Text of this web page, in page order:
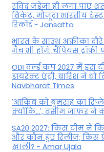
रविंद्र जडेजा ही लगा
विकेट, मौजूदा भारतीय
रिकॉर्ड - Jansatta
भारत के साउथ अफ्रीका
मैच भी होंगे; चैंपियंस
ODI वर्ल्ड कप 2027 में इस
डायरेक्ट एंट्री, बारिश ने धो
Navbharat Times
'आकिब को बुमराह का
क्योंकि...', वसीम जाफर ने
SA20 2027: किस टीम ने
और कौन हुए रिलीज; किस
खाली? - Amar Ujala